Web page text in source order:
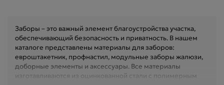
Заборы – это важный элемент благоустройства участка,
обеспечивающий безопасность и приватность. В нашем
каталоге представлены материалы для заборов:
евроштакетник, профнастил, модульные заборы жалюзи,
доборные элементы и аксессуары. Все материалы
изготавливаются из оцинкованной стали с полимерным